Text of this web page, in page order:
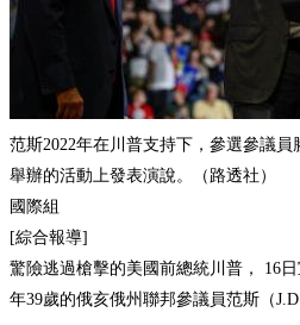
范斯2022年在川普支持下，參選參議
舉辦的活動上發表演說。（路透社）
國際組
[綜合報導]
驚險逃過槍擊的美國前總統川普， 16
年39歲的俄亥俄州聯邦參議員范斯（